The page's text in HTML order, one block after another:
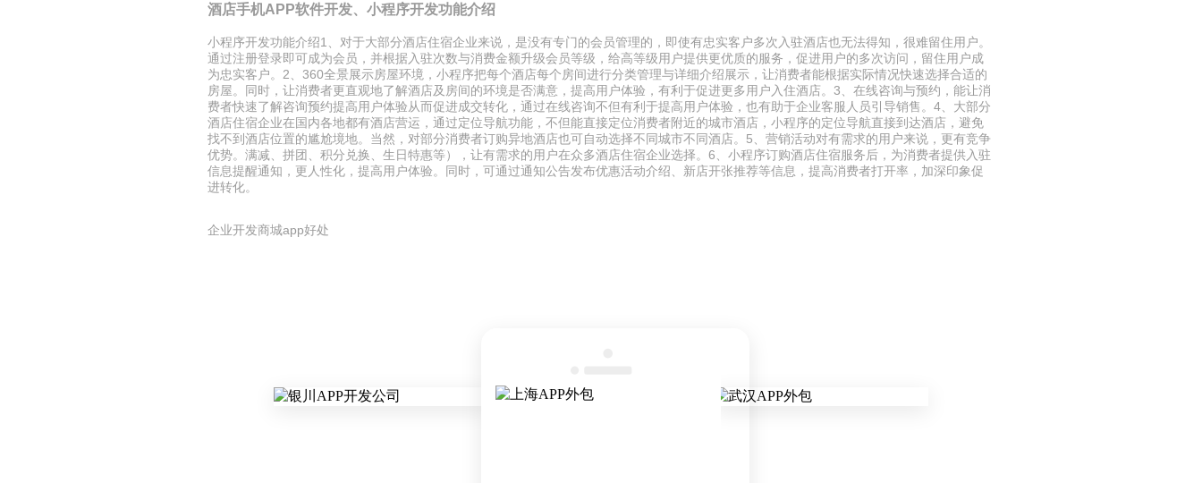
酒店手机APP软件开发、小程序开发功能介绍
小程序开发功能介绍1、对于大部分酒店住宿企业来说，是没有专门的会员管理的，即使有忠实客户多次入驻酒店也无法得知，很难留住用户。
通过注册登录即可成为会员，并根据入驻次数与消费金额升级会员等级，给高等级用户提供更优质的服务，促进用户的多次访问，留住用户成
为忠实客户。2、360全景展示房屋环境，小程序把每个酒店每个房间进行分类管理与详细介绍展示，让消费者能根据实际情况快速选择合适的
房屋。同时，让消费者更直观地了解酒店及房间的环境是否满意，提高用户体验，有利于促进更多用户入住酒店。3、在线咨询与预约，能让消
费者快速了解咨询预约提高用户体验从而促进成交转化，通过在线咨询不但有利于提高用户体验，也有助于企业客服人员引导销售。4、大部分
酒店住宿企业在国内各地都有酒店营运，通过定位导航功能，不但能直接定位消费者附近的城市酒店，小程序的定位导航直接到达酒店，避免
找不到酒店位置的尴尬境地。当然，对部分消费者订购异地酒店也可自动选择不同城市不同酒店。5、营销活动对有需求的用户来说，更有竞争
优势。满减、拼团、积分兑换、生日特惠等），让有需求的用户在众多酒店住宿企业选择。6、小程序订购酒店住宿服务后，为消费者提供入驻
信息提醒通知，更人性化，提高用户体验。同时，可通过通知公告发布优惠活动介绍、新店开张推荐等信息，提高消费者打开率，加深印象促
进转化。
企业开发商城app好处